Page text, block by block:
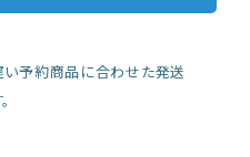
予約商品に合わせた発送